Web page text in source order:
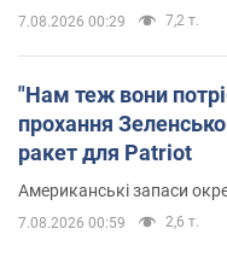
7.08.2026 00:29 7,2 т.
"Нам теж вони
прохання
ракет для Patriot
Американські запаси
7.08.2026 00:59 2,6 т.